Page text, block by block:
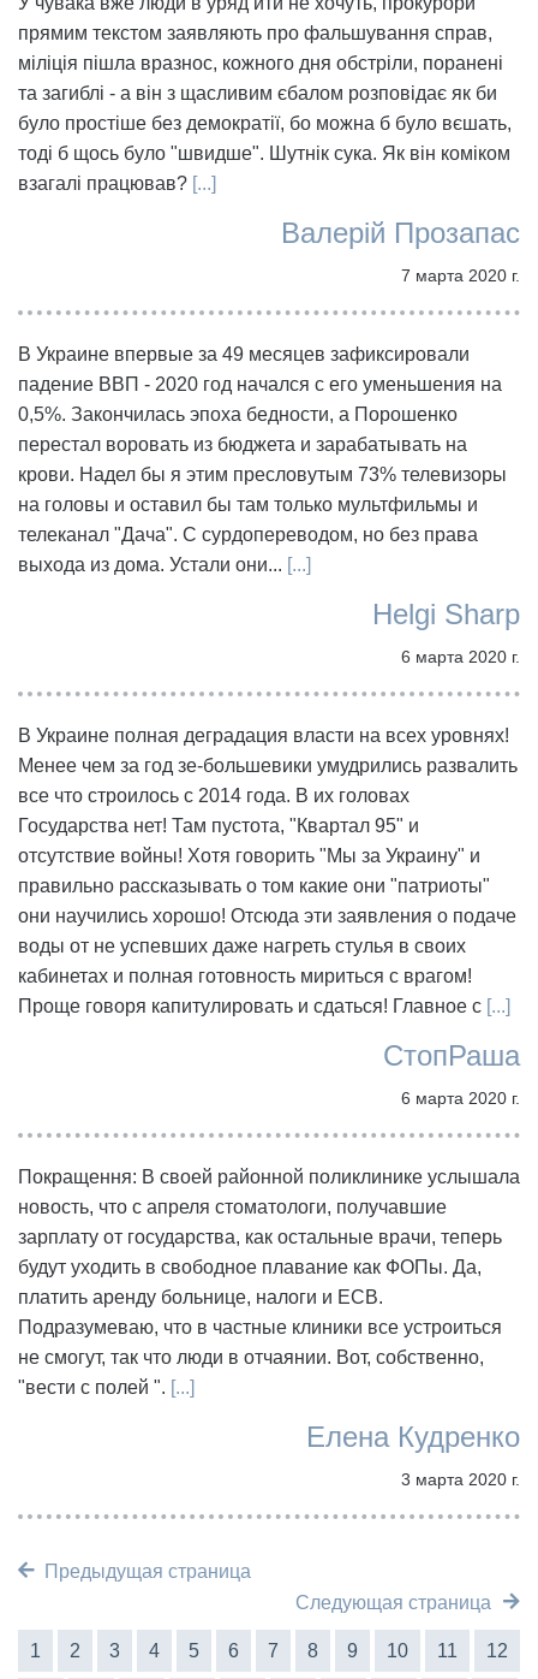
прямим текстом заявляють про фальшування справ,
міліція пішла вразнос, кожного дня обстріли, поранені
та загиблі - а він з щасливим єбалом розповідає як би
було простіше без демократії, бо можна б було вєшать,
тоді б щось було "швидше". Шутнік сука. Як він коміком
взагалі працював? [...]
Валерій Прозапас
7 марта 2020 г.
В Украине впервые за 49 месяцев зафиксировали
падение ВВП - 2020 год начался с его уменьшения на
0,5%. Закончилась эпоха бедности, а Порошенко
перестал воровать из бюджета и зарабатывать на
крови. Надел бы я этим пресловутым 73% телевизоры
на головы и оставил бы там только мультфильмы и
телеканал "Дача". С сурдопереводом, но без права
выхода из дома. Устали они... [...]
Helgi Sharp
6 марта 2020 г.
В Украине полная деградация власти на всех уровнях!
Менее чем за год зе-большевики умудрились развалить
все что строилось с 2014 года. В их головах
Государства нет! Там пустота, "Квартал 95" и
отсутствие войны! Хотя говорить "Мы за Украину" и
правильно рассказывать о том какие они "патриоты"
они научились хорошо! Отсюда эти заявления о подаче
воды от не успевших даже нагреть стулья в своих
кабинетах и полная готовность мириться с врагом!
Проще говоря капитулировать и сдаться! Главное с [...]
СтопРаша
6 марта 2020 г.
Покращення: В своей районной поликлинике услышала
новость, что с апреля стоматологи, получавшие
зарплату от государства, как остальные врачи, теперь
будут уходить в свободное плавание как ФОПы. Да,
платить аренду больнице, налоги и ЕСВ.
Подразумеваю, что в частные клиники все устроиться
не смогут, так что люди в отчаянии. Вот, собственно,
"вести с полей ". [...]
Елена Кудренко
3 марта 2020 г.
Предыдущая страница
Следующая страница
1 2 3 4 5 6 7 8 9 10 11 12